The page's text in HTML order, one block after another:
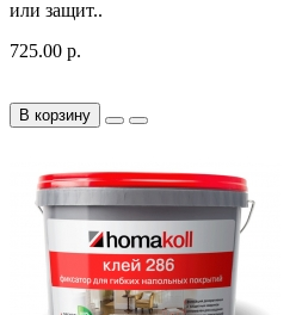
или защит..
725.00 р.
В корзину